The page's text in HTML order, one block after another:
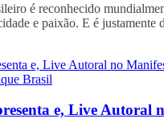
é reconhecido
e paixão. E é justamente
Brasil
e, Live Autoral